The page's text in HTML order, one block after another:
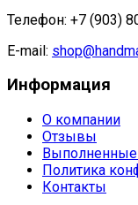
Телефон: +7 (903)
E-mail:
Информация
О компании
Отзывы
Политика
Контакты